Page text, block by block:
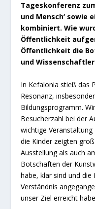
Tageskonferenz
und Mensch‘ sowie
kombiniert. Wie
Öffentlichkeit
Öffentlichkeit die
und
In Kefalonia stieß das
Resonanz,
Bildungsprogramm.
Besucherzahl bei der
wichtige
die Kinder zeigten
Ausstellung als auch
Botschaften der
habe, klar sind und
Verständnis
unser Ziel erreicht